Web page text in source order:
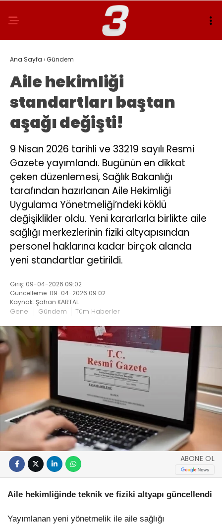
Ana Sayfa ›Gündem
Aile hekimliği
standartları baştan
aşağı değişti!
9 Nisan 2026 tarihli ve 33219 sayılı Resmi
Gazete yayımlandı. Bugünün en dikkat
çeken düzenlemesi, Sağlık Bakanlığı
tarafından hazırlanan Aile Hekimliği
Uygulama Yönetmeliği’ndeki köklü
değişiklikler oldu. Yeni kararlarla birlikte aile
sağlığı merkezlerinin fiziki altyapısından
personel haklarına kadar birçok alanda
yeni standartlar getirildi.
Giriş: 09-04-2026 09:02
Güncelleme: 09-04-2026 09:02
Kaynak: Şahan KARTAL
Genel Gündem Tüm Haberler
ABONE OL
Aile hekimliğinde teknik ve fiziki altyapı güncellendi
Yayımlanan yeni yönetmelik ile aile sağlığı